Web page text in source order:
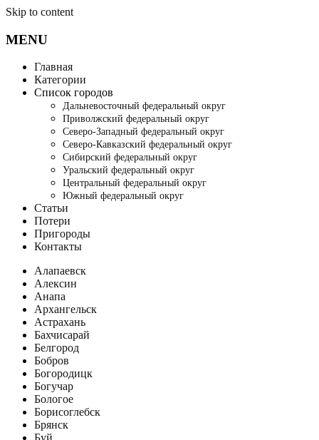
Skip to content
MENU
Главная
Категории
Список городов
Дальневосточный федеральный округ
Приволжский федеральный округ
Северо-Западный федеральный округ
Северо-Кавказский федеральный округ
Сибирский федеральный округ
Уральский федеральный округ
Центральный федеральный округ
Южный федеральный округ
Статьи
Потери
Пригороды
Контакты
Алапаевск
Алексин
Анапа
Архангельск
Астрахань
Бахчисарай
Белгород
Бобров
Богородицк
Богучар
Бологое
Борисоглебск
Брянск